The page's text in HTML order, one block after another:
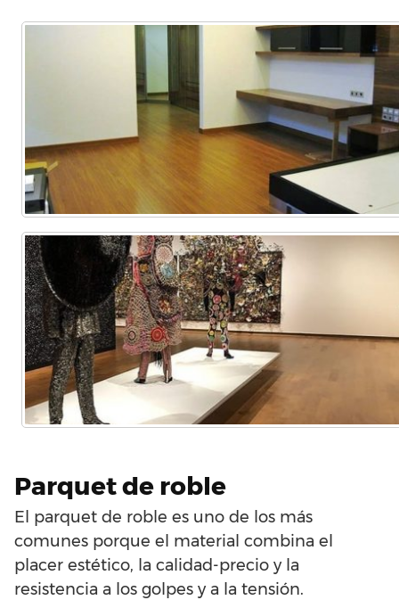
Parquet de roble
El parquet de roble es uno de los más
comunes porque el material combina el
placer estético, la calidad-precio y la
resistencia a los golpes y a la tensión.